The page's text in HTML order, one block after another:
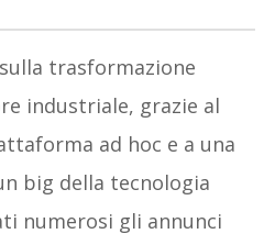
trasformazione
industriale, grazie al
ad hoc e a una
big della tecnologia
numerosi gli annunci